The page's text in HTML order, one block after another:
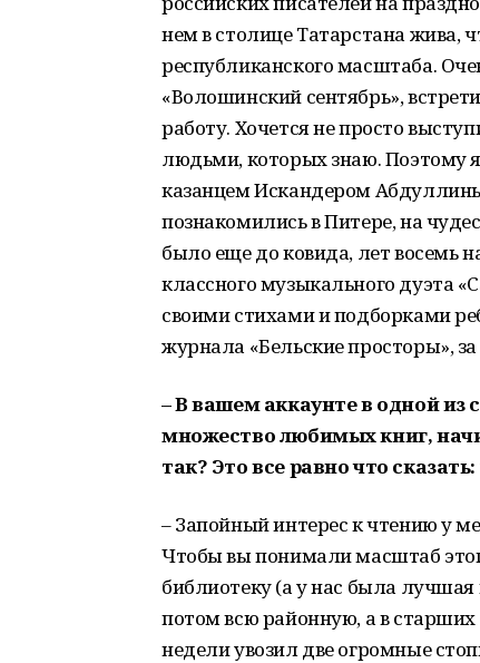
нем в столице Татарстана жива,
республиканского масштаба.
«Волошинский сентябрь»,
работу. Хочется не просто
людьми, которых знаю. Поэтому
казанцем Искандером
познакомились в Питере, на
было еще до ковида, лет восемь
классного музыкального дуэта
своими стихами и подборками
журнала «Бельские просторы»,
– В вашем аккаунте в одной из
множество любимых книг,
так? Это все равно что
– Запойный интерес к чтению у
Чтобы вы понимали масштаб
библиотеку (а у нас была
потом всю районную, а в старших
недели увозил две огромные